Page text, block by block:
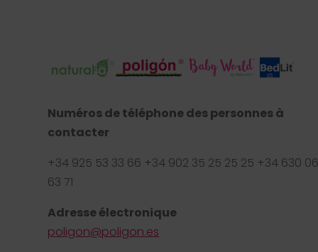
Numéros de téléphone des personnes à
contacter
+34 925 53 33 66 +34 902 35 25 25 25 +34 630 06
63 71
Adresse électronique
poligon@poligon.es